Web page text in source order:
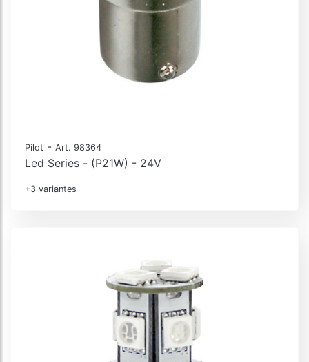
Pilot - Art. 98364
Led Series - (P21W) - 24V
+3 variantes